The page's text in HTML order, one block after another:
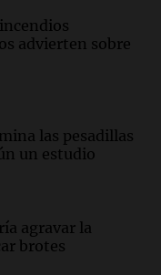
advierten sobre
las pesadillas
un estudio
agravar la
brotes